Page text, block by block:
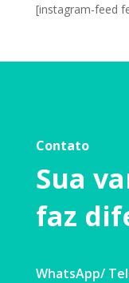
[instagram-feed
Contato
Sua
faz
WhatsApp/